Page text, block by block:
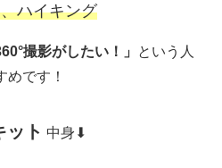
ハイキング
撮影がしたい！」
という人
めです！
ト 中身⬇︎